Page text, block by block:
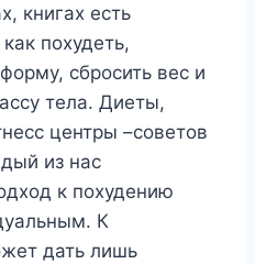
книгах есть
похудеть,
сбросить вес и
тела. Диеты,
центры –советов
из нас
к похудению
К
дать лишь